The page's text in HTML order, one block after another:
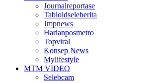
Journalreportase
Tabloidseleberita
Jmpnews
Harianposmetro
Topviral
Konsep News
Mylifestyle
MTM VIDEO
Selebcam